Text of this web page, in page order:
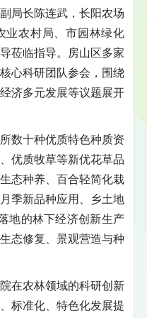
局长陈连武，长阳农场
业农村局、市园林绿化
莅临指导。房山区多家
心科研团队参会，围绕
济多元发展等议题展开
数十种优质特色种质资
优质牧草等新优花草品
态种养、百合轻简化栽
季新品种应用、乡土地
地的林下经济创新生产
态修复、景观营造与种
在农林领域的科研创新
标准化、特色化发展提